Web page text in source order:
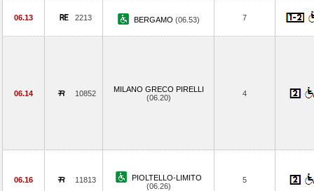
06.13 2213 BERGAMO (06.53) 7
06.14 10852
MILANO GRECO PIRELLI
(06.20)
4
06.16 11813
PIOLTELLO-LIMITO
(06.26)
5